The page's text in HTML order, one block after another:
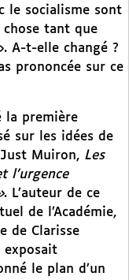
le socialisme sont
tant que
A-t-elle changé ?
prononcée sur ce
la première
sur les idées de
Muiron, Les
l’urgence
. L’auteur de ce
de l’Académie,
de Clarisse
exposait
le plan d’un